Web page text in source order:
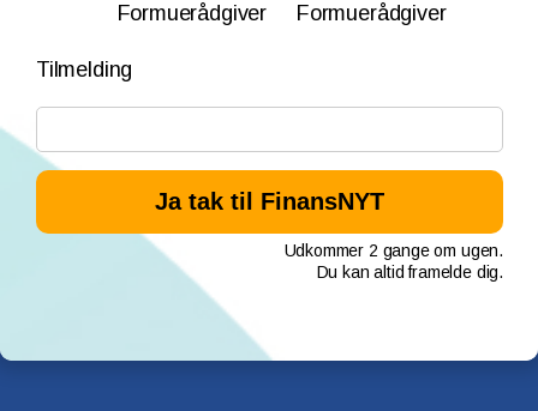
Formuerådgiver
Formuerådgiver
Tilmelding
Udkommer 2 gange om ugen.
Du kan altid framelde dig.